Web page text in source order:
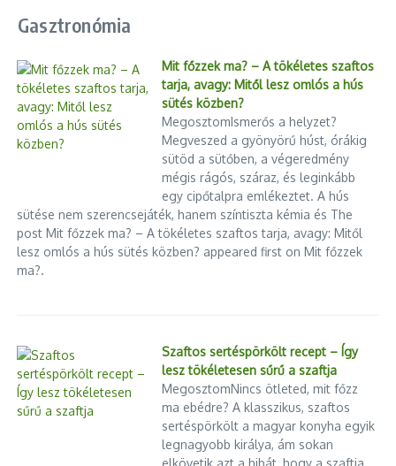
Előző
Szerkesztői oldal
Gasztronómia
Mit főzzek ma? – A tökéletes szaftos
tarja, avagy: Mitől lesz omlós a hús
sütés közben?
MegosztomIsmerős a helyzet?
Megveszed a gyönyörű húst, órákig
sütöd a sütőben, a végeredmény
mégis rágós, száraz, és leginkább
egy cipőtalpra emlékeztet. A hús
sütése nem szerencsejáték, hanem színtiszta kémia és The
post Mit főzzek ma? – A tökéletes szaftos tarja, avagy: Mitől
lesz omlós a hús sütés közben? appeared first on Mit főzzek
ma?.
Szaftos sertéspörkölt recept – Így
lesz tökéletesen sűrű a szaftja
MegosztomNincs ötleted, mit főzz
ma ebédre? A klasszikus, szaftos
sertéspörkölt a magyar konyha egyik
legnagyobb királya, ám sokan